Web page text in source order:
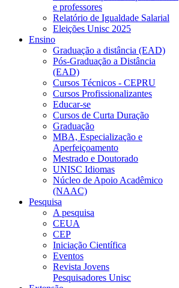
e professores
Relatório de Igualdade Salarial
Eleições Unisc 2025
Ensino
Graduação a distância (EAD)
Pós-Graduação a Distância
(EAD)
Cursos Técnicos - CEPRU
Cursos Profissionalizantes
Educar-se
Cursos de Curta Duração
Graduação
MBA, Especialização e
Aperfeiçoamento
Mestrado e Doutorado
UNISC Idiomas
Núcleo de Apoio Acadêmico
(NAAC)
Pesquisa
A pesquisa
CEUA
CEP
Iniciação Científica
Eventos
Revista Jovens
Pesquisadores Unisc